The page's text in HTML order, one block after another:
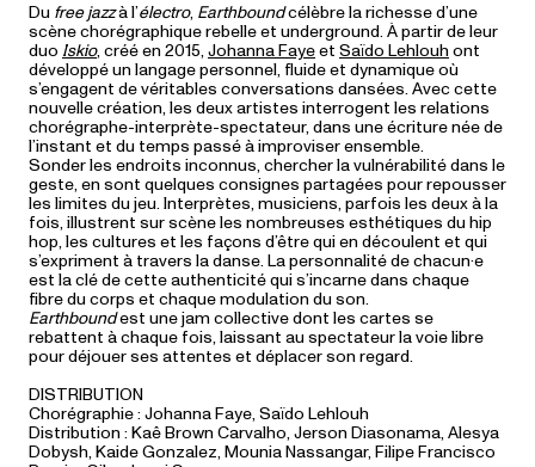
Du free jazzà l’électro, Earthboundcélèbre la richesse d’une
scène chorégraphique rebelle et underground. À partir de leur
duo Iskio, créé en 2015, Johanna Fayeet Saïdo Lehlouh ont
développé un langage personnel, fluide et dynamique où
s’engagent de véritables conversations dansées. Avec cette
nouvelle création, les deux artistes interrogent les relations
chorégraphe-interprète-spectateur, dans une écriture née de
l’instant et du temps passé à improviser ensemble.
Sonder les endroits inconnus, chercher la vulnérabilité dans le
geste, en sont quelques consignes partagées pour repousser
les limites du jeu. Interprètes, musiciens, parfois les deux à la
fois, illustrent sur scène les nombreuses esthétiques du hip
hop, les cultures et les façons d’être qui en découlent et qui
s’expriment à travers la danse. La personnalité de chacun·e
est la clé de cette authenticité qui s’incarne dans chaque
fibre du corps et chaque modulation du son.
Earthboundest une jam collective dont les cartes se
rebattent à chaque fois, laissant au spectateur la voie libre
pour déjouer ses attentes et déplacer son regard.
DISTRIBUTION
Chorégraphie : Johanna Faye, Saïdo Lehlouh
Distribution : Kaê Brown Carvalho, Jerson Diasonama, Alesya
Dobysh, Kaide Gonzalez, Mounia Nassangar, Filipe Francisco